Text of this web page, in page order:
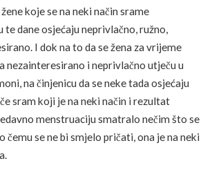
koje se na neki način srame
te dane osjećaju neprivlačno, ružno,
I dok na to da se žena za vrijeme
nezainteresirano i neprivlačno utječu u
na činjenicu da se neke tada osjećaju
sram koji je na neki način i rezultat
menstruaciju smatralo nečim što se
čemu se ne bi smjelo pričati, ona je na neki